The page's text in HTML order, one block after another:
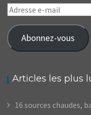
Adresse
e-
mail
Abonnez-vous
Articles les plus
16 sources chaudes,